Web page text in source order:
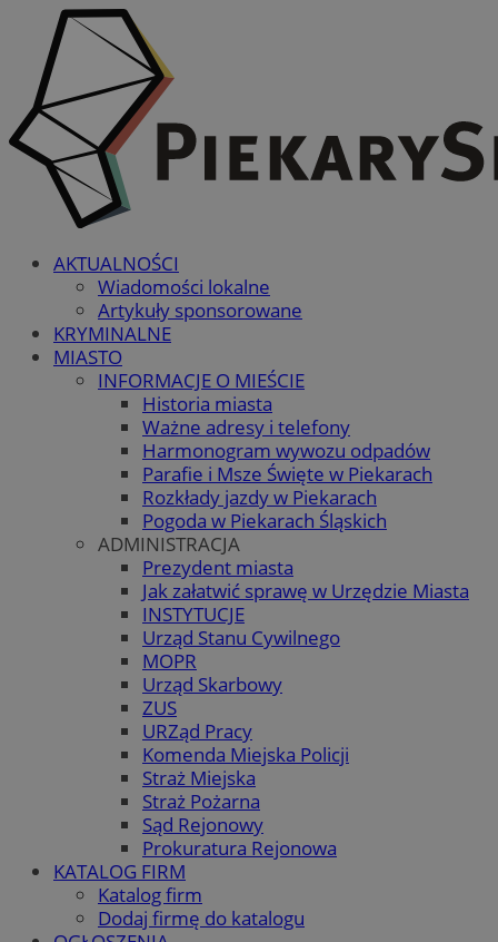
AKTUALNOŚCI
Wiadomości lokalne
Artykuły sponsorowane
KRYMINALNE
MIASTO
INFORMACJE O MIEŚCIE
Historia miasta
Ważne adresy i telefony
Harmonogram wywozu odpadów
Parafie i Msze Święte w Piekarach
Rozkłady jazdy w Piekarach
Pogoda w Piekarach Śląskich
ADMINISTRACJA
Prezydent miasta
Jak załatwić sprawę w Urzędzie Miasta
INSTYTUCJE
Urząd Stanu Cywilnego
MOPR
Urząd Skarbowy
ZUS
URZąd Pracy
Komenda Miejska Policji
Straż Miejska
Straż Pożarna
Sąd Rejonowy
Prokuratura Rejonowa
KATALOG FIRM
Katalog firm
Dodaj firmę do katalogu